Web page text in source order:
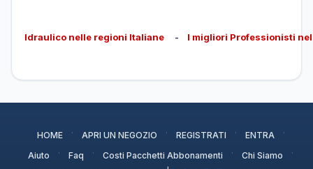
Idraulico nelle regioni Italiane - I migliori Professionisti
HOME · APRI UN NEGOZIO · REGISTRATI · ENTRA ·
Aiuto · Faq · Costi Pacchetti Abbonamenti · Chi Siamo ·